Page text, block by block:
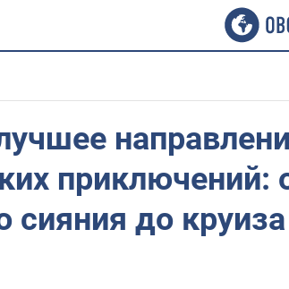
приключений:
сияния до